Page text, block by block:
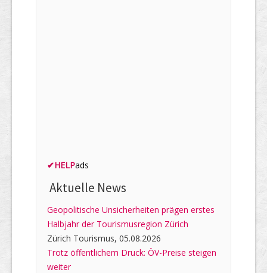
✔HELPads
Aktuelle News
Geopolitische Unsicherheiten prägen erstes
Halbjahr der Tourismusregion Zürich
Zürich Tourismus, 05.08.2026
Trotz öffentlichem Druck: ÖV-Preise steigen
weiter